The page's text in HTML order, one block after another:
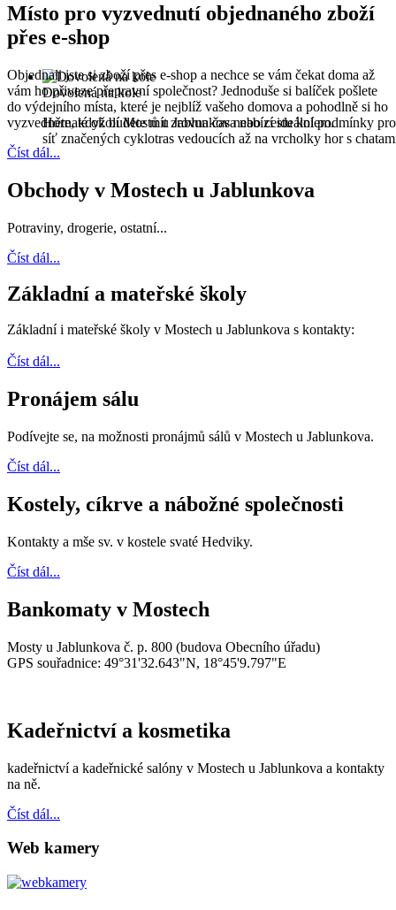
Dovolená na kole
Hornaté okolí Mostů u Jablunkova nabízí ideální podmínky
síť značených cyklotras vedoucích až na vrcholky hor s
Místo pro vyzvednutí objednaného zboží
přes e-shop
Objednali jste si zboží přes e-shop a nechce se vám čekat doma až
vám ho přiveze přepravní společnost? Jednoduše si balíček pošlete
do výdejního místa, které je nejblíž vašeho domova a pohodlně si ho
vyzvedněte, když budete mít zrovna čas nebo cestu kolem.
Číst dál...
Obchody v Mostech u Jablunkova
Potraviny, drogerie, ostatní...
Číst dál...
Základní a mateřské školy
Základní i mateřské školy v Mostech u Jablunkova s kontakty:
Číst dál...
Pronájem sálu
Podívejte se, na možnosti pronájmů sálů v Mostech u Jablunkova.
Číst dál...
Kostely, cíkrve a nábožné společnosti
Kontakty a mše sv. v kostele svaté Hedviky.
Číst dál...
Bankomaty v Mostech
Mosty u Jablunkova č. p. 800 (budova Obecního úřadu)
GPS souřadnice: 49°31'32.643"N, 18°45'9.797"E
Kadeřnictví a kosmetika
kadeřnictví a kadeřnické salóny v Mostech u Jablunkova a kontakty
na ně.
Číst dál...
Web kamery